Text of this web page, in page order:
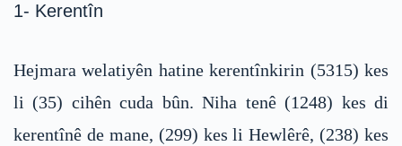
1- Kerentîn
Hejmara welatiyên hatine kerentînkirin (5315) kes
li (35) cihên cuda bûn. Niha tenê (1248) kes di
kerentînê de mane, (299) kes li Hewlêrê, (238) kes